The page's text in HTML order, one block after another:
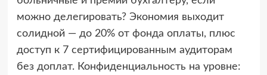
можно делегировать? Экономия выходит
солидной — до 20% от фонда оплаты, плюс
доступ к 7 сертифицированным аудиторам
без доплат. Конфиденциальность на уровне: